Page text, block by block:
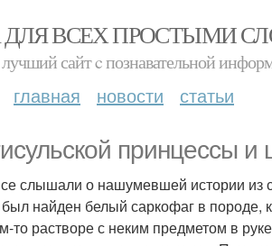
ВСЕХ ПРОСТЫМИ
сайт c познавательной
главная новости статьи
принцессы
слышали о нашумевшей истории из
найден белый саркофаг в породе,
то растворе с неким предметом в